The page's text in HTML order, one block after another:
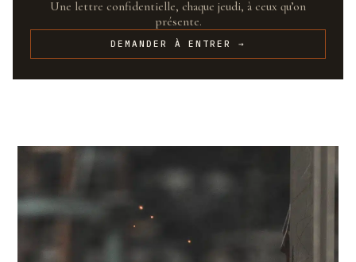
Une lettre confidentielle, chaque jeudi, à ceux qu’on
présente.
DEMANDER À ENTRER →